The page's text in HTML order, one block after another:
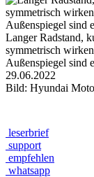
Langer Radstand,
symmetrisch
Außenspiegel sind
29.06.2022
Bild: Hyundai
leserbrief
support
empfehlen
whatsapp